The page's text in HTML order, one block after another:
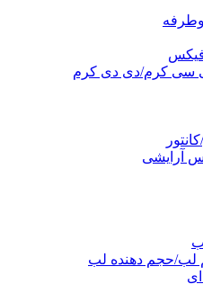
فیکس
سی کرم/دی دی کرم
آرایشی
لب/حجم دهنده لب